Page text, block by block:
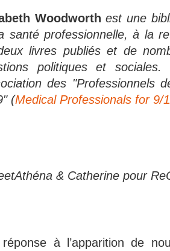
Woodworth est une
santé professionnelle, à la
livres publiés et de
politiques et
des "Professionnels
(Medical Professionals for 9/
& Catherine pour
à l’apparition de